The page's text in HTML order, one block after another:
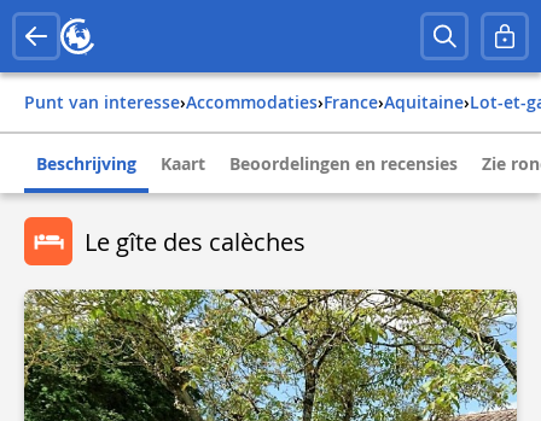
Punt van interesse› Accommodaties› france› aquitaine› lot-et-
Beschrijving Kaart Beoordelingen en recensies Zie
Le gîte des calèches